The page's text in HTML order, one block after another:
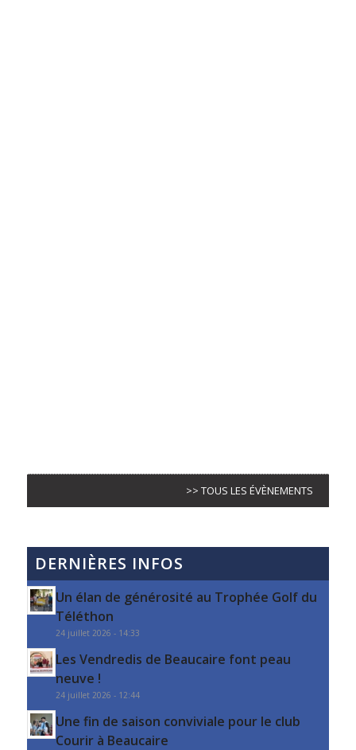
>> TOUS LES ÉVÈNEMENTS
DERNIÈRES INFOS
Un élan de générosité au Trophée Golf du
Téléthon
24 juillet 2026 - 14:33
Les Vendredis de Beaucaire font peau
neuve !
24 juillet 2026 - 12:44
Une fin de saison conviviale pour le club
Courir à Beaucaire